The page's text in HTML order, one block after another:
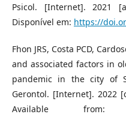
Psicol. [Internet]. 2021
Disponível em: https://
Fhon JRS, Costa PCD,
and associated factors in
pandemic in the city of
Gerontol. [Internet]. 2022
Available